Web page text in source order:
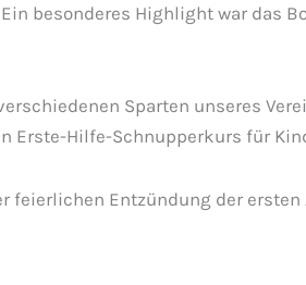
besonderes Highlight war das
Sparten unseres
Erste-Hilfe-Schnupperkurs für
feierlichen Entzündung der ersten